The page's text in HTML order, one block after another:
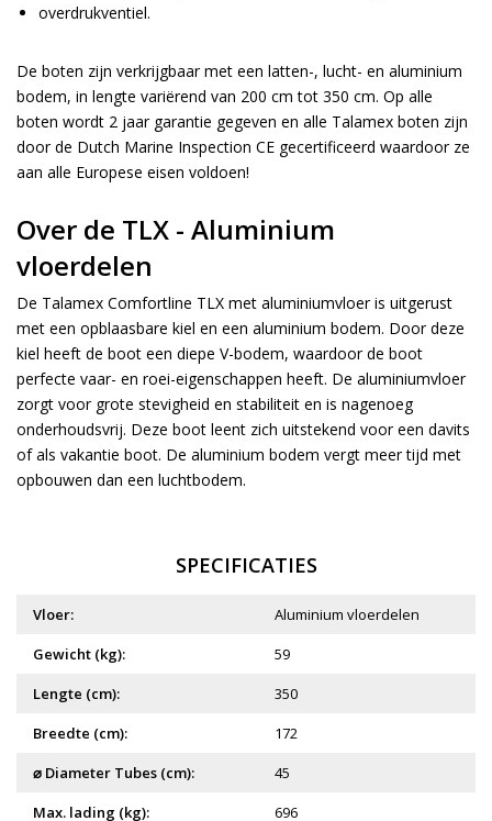
overdrukventiel.
De boten zijn verkrijgbaar met een latten-, lucht- en aluminium
bodem, in lengte variërend van 200 cm tot 350 cm. Op alle
boten wordt 2 jaar garantie gegeven en alle Talamex boten zijn
door de Dutch Marine Inspection CE gecertificeerd waardoor ze
aan alle Europese eisen voldoen!
Over de TLX - Aluminium
vloerdelen
De Talamex Comfortline TLX met aluminiumvloer is uitgerust
met een opblaasbare kiel en een aluminium bodem. Door deze
kiel heeft de boot een diepe V-bodem, waardoor de boot
perfecte vaar- en roei-eigenschappen heeft. De aluminiumvloer
zorgt voor grote stevigheid en stabiliteit en is nagenoeg
onderhoudsvrij. Deze boot leent zich uitstekend voor een davits
of als vakantie boot. De aluminium bodem vergt meer tijd met
opbouwen dan een luchtbodem.
SPECIFICATIES
Vloer:
Aluminium vloerdelen
Gewicht (kg):
59
Lengte (cm):
350
Breedte (cm):
172
⌀ Diameter Tubes (cm):
45
Max. lading (kg):
696